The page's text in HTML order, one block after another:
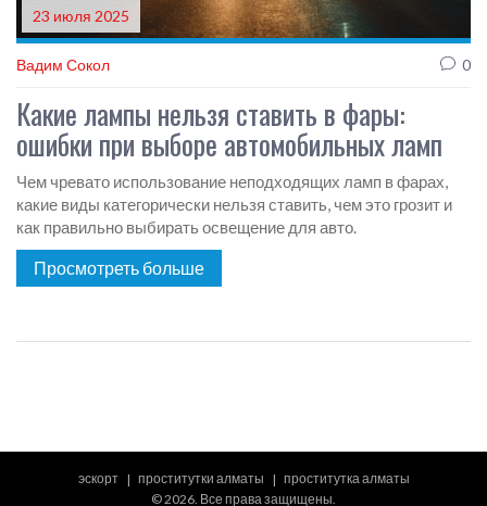
23 июля 2025
Вадим Сокол 0
Какие лампы нельзя ставить в фары:
ошибки при выборе автомобильных ламп
Чем чревато использование неподходящих ламп в фарах,
какие виды категорически нельзя ставить, чем это грозит и
как правильно выбирать освещение для авто.
Просмотреть больше
эскорт проститутки алматы
проститутка алматы
© 2026. Все права защищены.